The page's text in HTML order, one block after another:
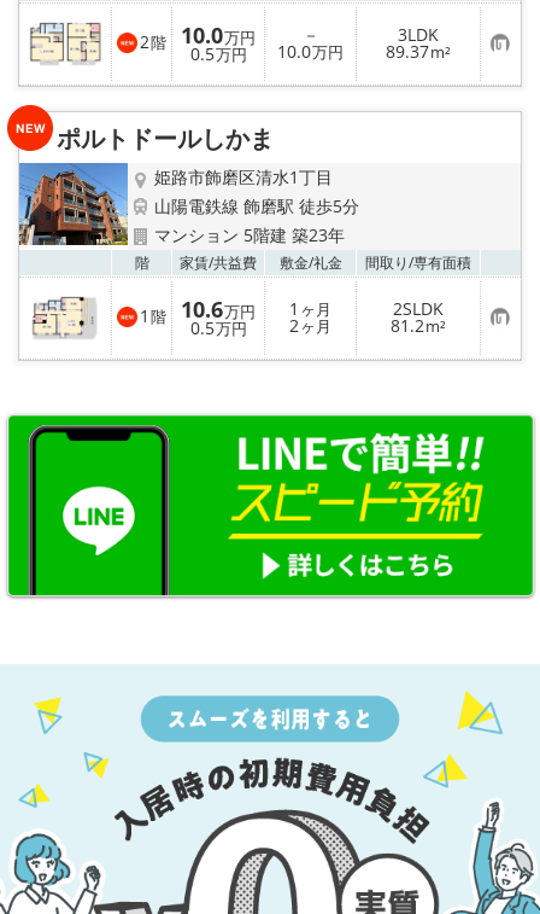
2階 10.0万円
0.5万円
－
10.0万円
3LDK
89.37m² お
気
に
り
ポルトドールしかま
姫路市飾磨区清水1丁目
山陽電鉄線 飾磨駅 徒歩5分
マンション 5階建 築23年
階 家賃/共益費 敷金/礼金 間取り/専有面積
1 階 10.6万円
0.5万円
1 ヶ月
2ヶ月
2SLDK
81.2m² お
気
に